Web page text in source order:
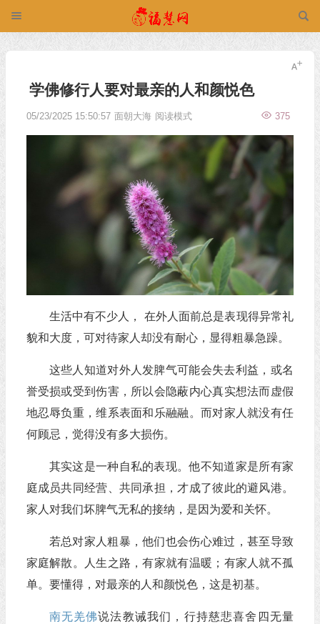
学佛修行人要对最亲的人和颜悦色
05/23/2025 15:50:57 面朝大海 375
阅读模式
生活中有不少人， 在外人面前总是表现得异常礼
貌和大度，可对待家人却没有耐心，显得粗暴急躁。
这些人知道对外人发脾气可能会失去利益，或名
誉受损或受到伤害，所以会隐蔽内心真实想法而虚假
地忍辱负重，维系表面和乐融融。而对家人就没有任
何顾忌，觉得没有多大损伤。
其实这是一种自私的表现。他不知道家是所有家
庭成员共同经营、共同承担，才成了彼此的避风港。
家人对我们坏脾气无私的接纳，是因为爱和关怀。
若总对家人粗暴，他们也会伤心难过，甚至导致
家庭解散。人生之路，有家就有温暖；有家人就不孤
单。要懂得，对最亲的人和颜悦色，这是初基。
南无羌佛说法教诫我们，行持慈悲喜舍四无量